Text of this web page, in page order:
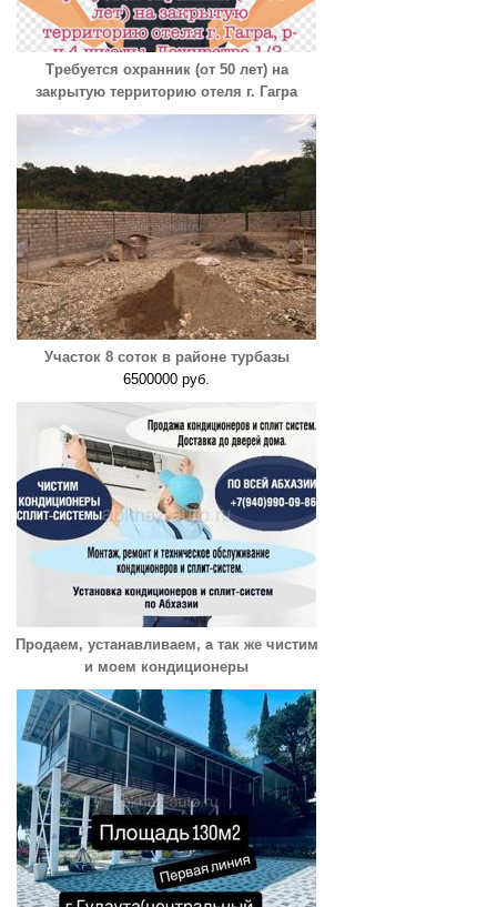
Требуется охранник (от 50 лет) на
закрытую территорию отеля г. Гагра
Участок 8 соток в районе турбазы
6500000 руб.
Продаем, устанавливаем, а так же чистим
и моем кондиционеры